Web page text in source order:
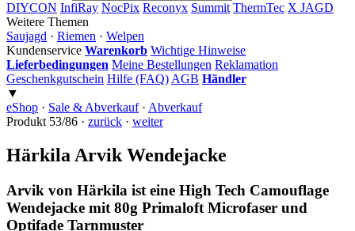
DIYCON InfiRay NocPix Reconyx Summit ThermTec X JAGD
Weitere Themen
Saujagd · Riemen · Welpen
Kundenservice Warenkorb Wichtige Hinweise
Lieferbedingungen Meine Bestellungen Reklamation
Geschenkgutschein Hilfe (FAQ) AGB Händler
▼
eShop · Sale & Abverkauf· Abverkauf
Produkt 53/86 · zurück · weiter
Härkila Arvik Wendejacke
Arvik von Härkila ist eine High Tech Camouflage
Wendejacke mit 80g Primaloft Microfaser und
Optifade Tarnmuster